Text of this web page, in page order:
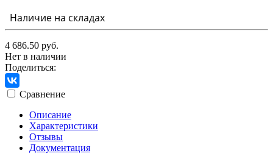
Наличие на складах
4 686.50 руб.
Нет в наличии
Поделиться:
Сравнение
Описание
Характеристики
Отзывы
Документация